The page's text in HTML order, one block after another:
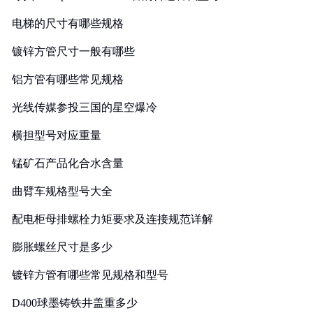
电梯的尺寸有哪些规格
镀锌方管尺寸一般有哪些
铝方管有哪些常见规格
光线传媒参投三国的星空爆冷
横担型号对应重量
锰矿石产品化合水含量
曲臂车规格型号大全
配电柜母排螺栓力矩要求及连接规范详解
膨胀螺丝尺寸是多少
镀锌方管有哪些常见规格和型号
D400球墨铸铁井盖重多少